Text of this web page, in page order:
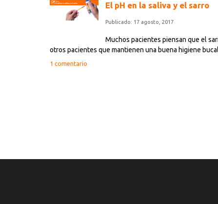
El pH en la saliva y el sarro
Publicado: 17 agosto, 2017
Muchos pacientes piensan que el
otros pacientes que mantienen una buena higiene
1 comentario